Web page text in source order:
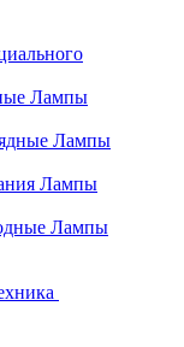
Лампы
Лампы
Лампы
Лампы